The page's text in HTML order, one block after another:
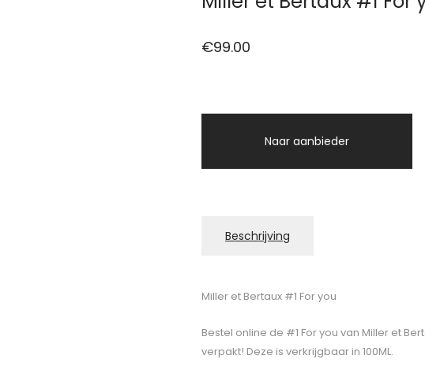
€99.00
Naar aanbieder
Beschrijving
Miller et Bertaux #1 For you
Bestel online de #1 For you van Miller et
verpakt! Deze is verkrijgbaar in 100ML.